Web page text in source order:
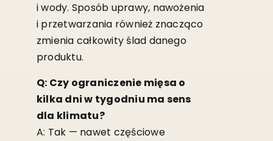
i wody. Sposób uprawy, nawożenia
i przetwarzania również znacząco
zmienia całkowity ślad danego
produktu.
Q: Czy ograniczenie mięsa o
kilka dni w tygodniu ma sens
dla klimatu?
A: Tak — nawet częściowe